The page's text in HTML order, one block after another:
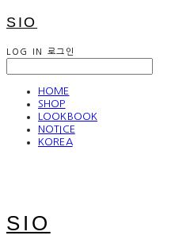
SIO
LOG IN 로그인
HOME
SHOP
LOOKBOOK
NOTICE
KOREA
SIO